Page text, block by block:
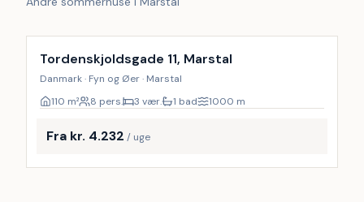
Tordenskjoldsgade 11, Marstal
Danmark · Fyn og Øer · Marstal
110 m² 8 pers. 3 vær. 1 bad 1000 m
Fra kr. 4.232 / uge